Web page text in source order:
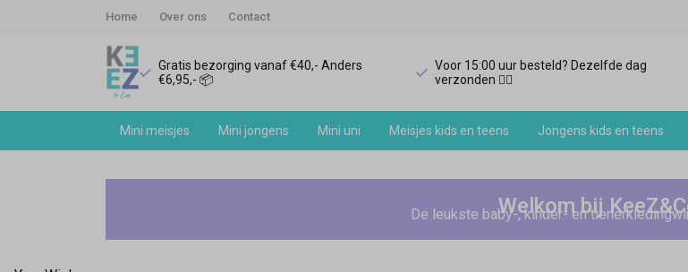
Home Over ons Contact
Gratis bezorging vanaf €40,- Anders
€6,95,- 📦
Voor 15:00 uur besteld? Dezelfde dag
verzonden 🏃‍♀️
Mini meisjes Mini jongens Mini uni Meisjes kids en teens Jongens kids en teens
Broeken
Keez&Co
Welkom bij
De leukste baby-, kinder- en